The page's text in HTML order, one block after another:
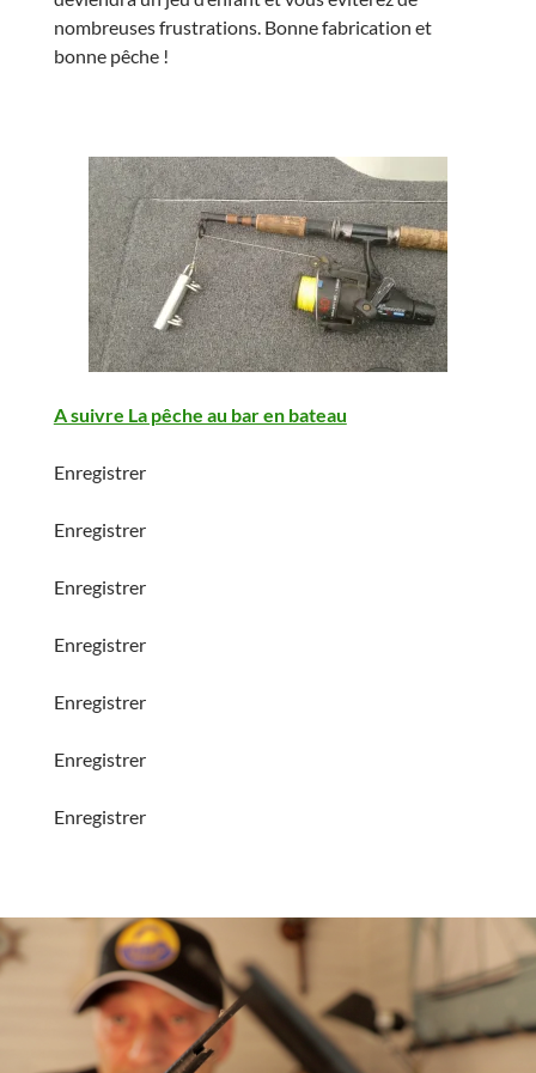
nombreuses frustrations. Bonne fabrication et
bonne pêche !
A suivre La pêche au bar en bateau
Enregistrer
Enregistrer
Enregistrer
Enregistrer
Enregistrer
Enregistrer
Enregistrer